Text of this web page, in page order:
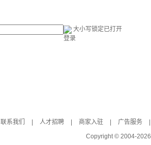
大小写锁定已打开
登录
联系我们 人才招聘 商家入驻 广告服务
Copyright © 2004-2026